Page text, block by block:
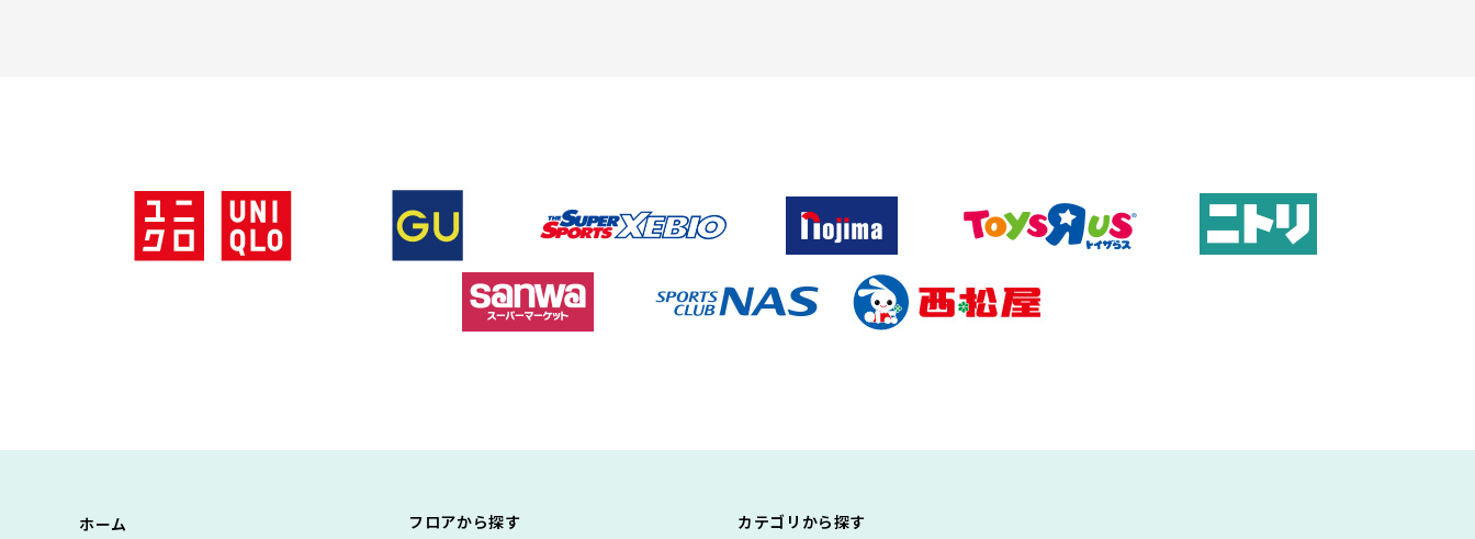
ホーム
フロアから探す カテゴリから探す